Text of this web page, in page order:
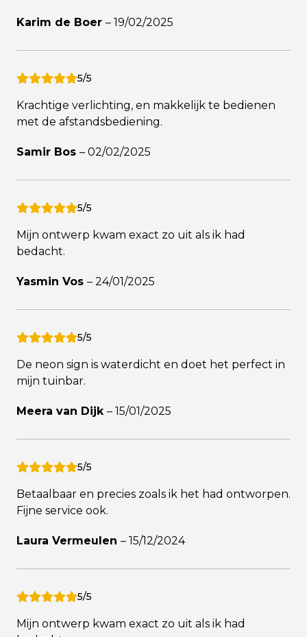
Karim de Boer – 19/02/2025
5/5
Krachtige verlichting, en makkelijk te bedienen
met de afstandsbediening.
Samir Bos – 02/02/2025
5/5
Mijn ontwerp kwam exact zo uit als ik had
bedacht.
Yasmin Vos – 24/01/2025
5/5
De neon sign is waterdicht en doet het perfect in
mijn tuinbar.
Meera van Dijk – 15/01/2025
5/5
Betaalbaar en precies zoals ik het had ontworpen.
Fijne service ook.
Laura Vermeulen – 15/12/2024
5/5
Mijn ontwerp kwam exact zo uit als ik had